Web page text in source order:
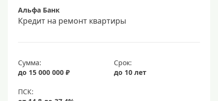
Срок
Долгосрочные
2 года
3 года
Альфа Банк
Кредит на ремонт квартиры
Сумма:
до 15 000 000 ₽
Срок:
до 10 лет